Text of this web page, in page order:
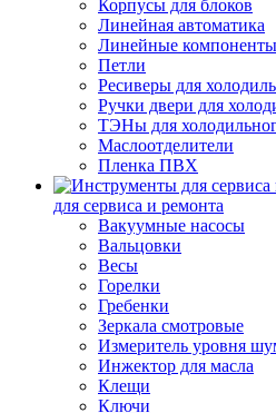
Корпусы для блоков
Линейная автоматика
Линейные компоненты
Петли
Ресиверы для
Ручки двери для
ТЭНы для
Маслоотделители
Пленка ПВХ
для сервиса и ремонта
Вакуумные насосы
Вальцовки
Весы
Горелки
Гребенки
Зеркала смотровые
Измеритель уровня
Инжектор для масла
Клещи
Ключи